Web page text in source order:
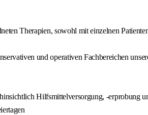
Therapien, sowohl mit einzelnen
und operativen Fachbereichen
Hilfsmittelversorgung, -erprobung